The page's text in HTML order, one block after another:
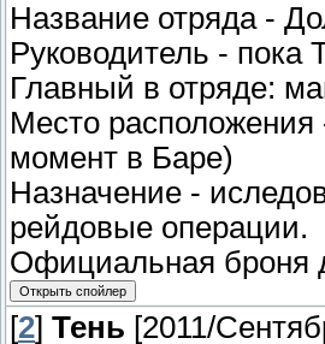
Название отряда -
Руководитель - пока
Главный в отряде:
Место расположения
момент в Баре)
Назначение -
рейдовые операции.
Официальная броня
[2] Тень [2011/